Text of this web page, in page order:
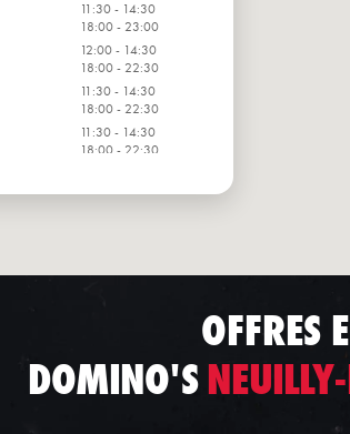
11:30 - 14:30
18:00 - 23:00
12:00 - 14:30
18:00 - 22:30
11:30 - 14:30
18:00 - 22:30
11:30 - 14:30
18:00 - 22:30
18:00 - 22:30
OFFRES
DOMINO'S